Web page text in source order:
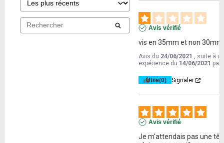
Avis vérifié
vis en 35mm et non 30mm
Avis du 24/06/2021 , suite à
expérience du 14/06/2021 par
Utile(0) Signaler
Avis vérifié
Je m'attendais pas une